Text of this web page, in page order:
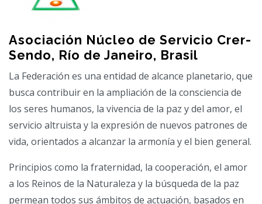
Asociación Núcleo de Servicio Crer-
Sendo, Río de Janeiro, Brasil
La Federación es una entidad de alcance planetario, que
busca contribuir en la ampliación de la consciencia de
los seres humanos, la vivencia de la paz y del amor, el
servicio altruista y la expresión de nuevos patrones de
vida, orientados a alcanzar la armonía y el bien general.
Principios como la fraternidad, la cooperación, el amor
a los Reinos de la Naturaleza y la búsqueda de la paz
permean todos sus ámbitos de actuación, basados en